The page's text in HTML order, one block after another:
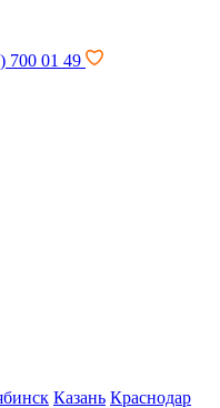
700 01 49
Казань Краснодар